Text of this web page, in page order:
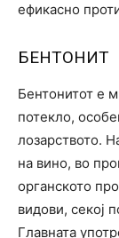
ефикасно
БЕНТОНИТ
Бентонитот е
потекло,
лозарството.
на вино, во
органското
видови, секој
Главната